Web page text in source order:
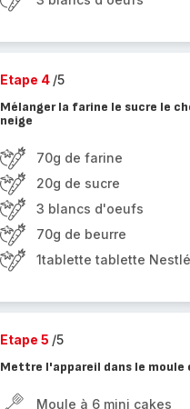
Etape 4 /5
Mélanger la farine le sucre le
neige
70g de farine
20g de sucre
3 blancs d'oeufs
70g de beurre
1tablette tablette
Etape 5 /5
Mettre l'appareil dans le
Moule à 6 mini cakes